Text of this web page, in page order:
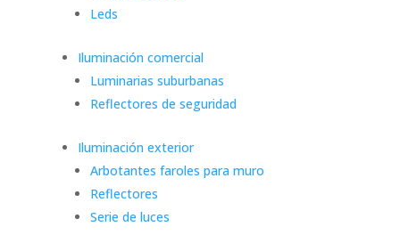
Leds
Iluminación comercial
Luminarias suburbanas
Reflectores de seguridad
Iluminación exterior
Arbotantes faroles para muro
Reflectores
Serie de luces